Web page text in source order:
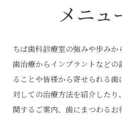
メニュ
ちば歯科診療室の強みや歩み
歯治療からインプラントなど
ることや皆様から寄せられる
対しての治療方法を紹介した
関するご案内、歯にまつわる